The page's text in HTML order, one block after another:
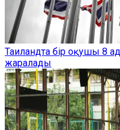
Таиландта бір оқушы 8
жаралады